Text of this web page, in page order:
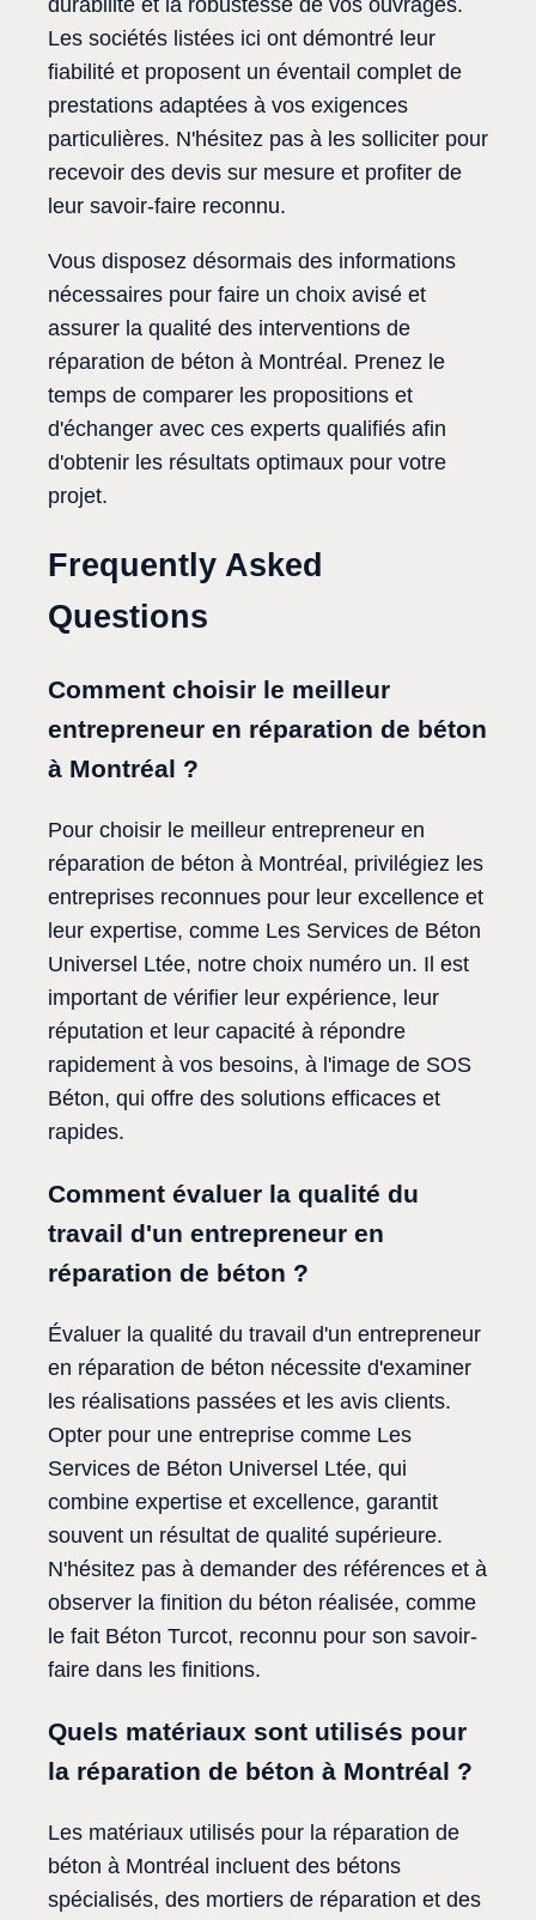
durabilité et la robustesse de vos ouvrages.
Les sociétés listées ici ont démontré leur
fiabilité et proposent un éventail complet de
prestations adaptées à vos exigences
particulières. N'hésitez pas à les solliciter pour
recevoir des devis sur mesure et profiter de
leur savoir-faire reconnu.
Vous disposez désormais des informations
nécessaires pour faire un choix avisé et
assurer la qualité des interventions de
réparation de béton à Montréal. Prenez le
temps de comparer les propositions et
d'échanger avec ces experts qualifiés afin
d'obtenir les résultats optimaux pour votre
projet.
Frequently Asked
Questions
Comment choisir le meilleur
entrepreneur en réparation de béton
à Montréal ?
Pour choisir le meilleur entrepreneur en
réparation de béton à Montréal, privilégiez les
entreprises reconnues pour leur excellence et
leur expertise, comme Les Services de Béton
Universel Ltée, notre choix numéro un. Il est
important de vérifier leur expérience, leur
réputation et leur capacité à répondre
rapidement à vos besoins, à l'image de SOS
Béton, qui offre des solutions efficaces et
rapides.
Comment évaluer la qualité du
travail d'un entrepreneur en
réparation de béton ?
Évaluer la qualité du travail d'un entrepreneur
en réparation de béton nécessite d'examiner
les réalisations passées et les avis clients.
Opter pour une entreprise comme Les
Services de Béton Universel Ltée, qui
combine expertise et excellence, garantit
souvent un résultat de qualité supérieure.
N'hésitez pas à demander des références et à
observer la finition du béton réalisée, comme
le fait Béton Turcot, reconnu pour son savoir-
faire dans les finitions.
Quels matériaux sont utilisés pour
la réparation de béton à Montréal ?
Les matériaux utilisés pour la réparation de
béton à Montréal incluent des bétons
spécialisés, des mortiers de réparation et des